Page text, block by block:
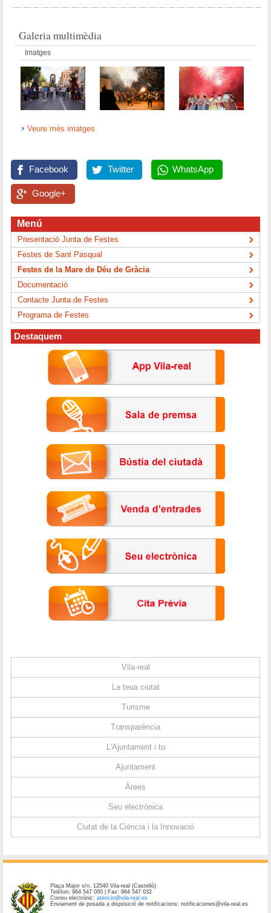
Galeria multimèdia
Imatges
Veure més imatges
Facebook Twitter WhatsApp
Google+
Menú
Presentació Junta de Festes
Festes de Sant Pasqual
Festes de la Mare de Déu de Gràcia
Documentació
Contacte Junta de Festes
Programa de Festes
Destaquem
Vila-real
La teua ciutat
Turisme
Transparència
L'Ajuntament i tu
Ajuntament
Àrees
Seu electrònica
Ciutat de la Ciència i la Innovació
Plaça Major s/n. 12540 Vila-real (Castelló)
Telèfon: 964 547 000 | Fax: 964 547 032
Correu electrònic:atencio@vila-real.es
Enviament de posada a disposició de notificacions: notificaciones@vila-real.es